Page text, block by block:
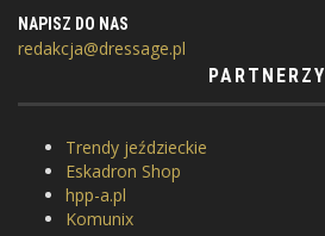
NAPISZ DO NAS
redakcja@dressage.pl
PARTNERZY
Trendy jeździeckie
Eskadron Shop
hpp-a.pl
Komunix